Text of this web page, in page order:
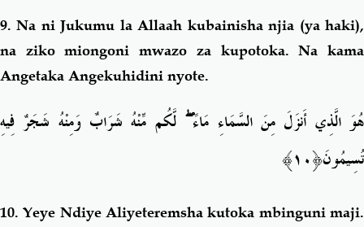
9.Na ni Jukumu la Allaah kubainisha njia (ya haki),
na ziko miongoni mwazo za kupotoka. Na kama
Angetaka Angekuhidini nyote.
هُوَ الَّذِي أَنزَلَ مِنَ السَّمَاءِ مَاءًۖ لَّكُم مِّنْهُ شَرَابٌ وَمِنْهُ شَجَرٌ فِيهِ
تُسِيمُونَ﴿١٠﴾
10.Yeye Ndiye Aliyeteremsha kutoka mbinguni maji.